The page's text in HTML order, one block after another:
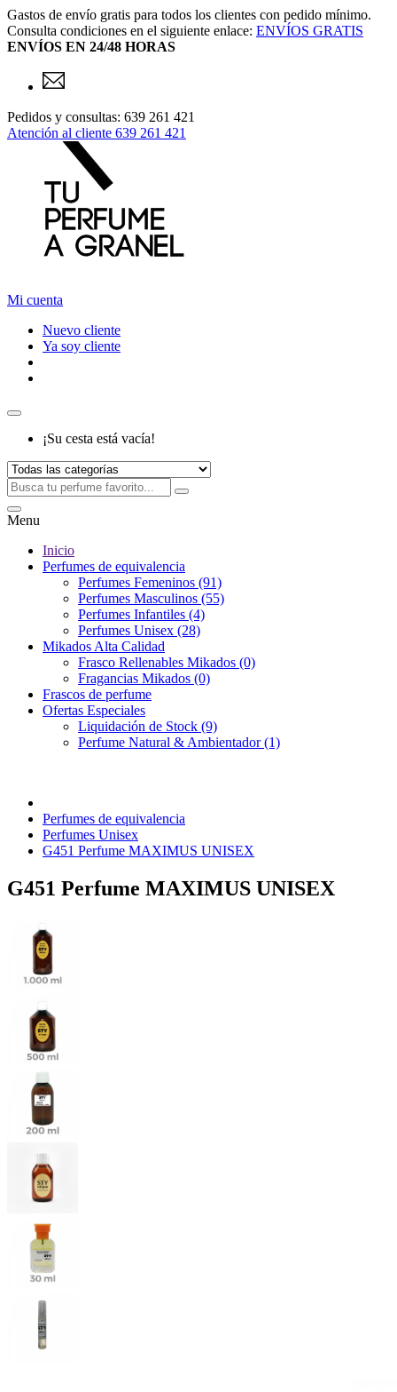
Gastos de envío gratis para todos los clientes con pedido mínimo.
Consulta condiciones en el siguiente enlace: ENVÍOS GRATIS
ENVÍOS EN 24/48 HORAS
Pedidos y consultas: 639 261 421
Atención al cliente 639 261 421
Mi cuenta
Nuevo cliente
Ya soy cliente
¡Su cesta está vacía!
Menu
Inicio
Perfumes de equivalencia
Perfumes Femeninos (91)
Perfumes Masculinos (55)
Perfumes Infantiles (4)
Perfumes Unisex (28)
Mikados Alta Calidad
Frasco Rellenables Mikados (0)
Fragancias Mikados (0)
Frascos de perfume
Ofertas Especiales
Liquidación de Stock (9)
Perfume Natural & Ambientador (1)
Perfumes de equivalencia
Perfumes Unisex
G451 Perfume MAXIMUS UNISEX
G451 Perfume MAXIMUS UNISEX